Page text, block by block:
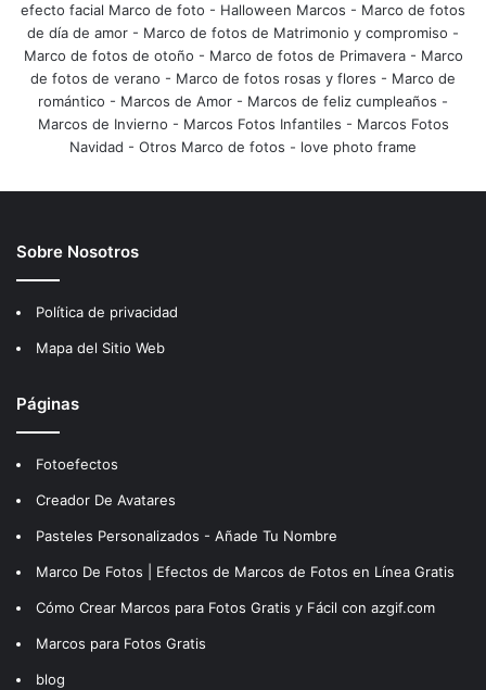
efecto facial Marco de foto - Halloween Marcos - Marco de fotos
de día de amor - Marco de fotos de Matrimonio y compromiso -
Marco de fotos de otoño - Marco de fotos de Primavera- Marco
de fotos de verano - Marco de fotos rosas y flores - Marco de
romántico - Marcos de Amor - Marcos de feliz cumpleaños -
Marcos de Invierno - Marcos Fotos Infantiles - Marcos Fotos
Navidad - Otros Marco de fotos - love photo frame
Sobre Nosotros
Política de privacidad
Mapa del Sitio Web
Páginas
Fotoefectos
Creador De Avatares
Pasteles Personalizados - Añade Tu Nombre
Marco De Fotos | Efectos de Marcos de Fotos en Línea Gratis
Cómo Crear Marcos para Fotos Gratis y Fácil con azgif.com
Marcos para Fotos Gratis
blog